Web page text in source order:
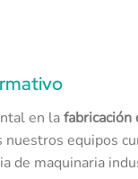
en lafabricación
nuestros equipos
de maquinaria